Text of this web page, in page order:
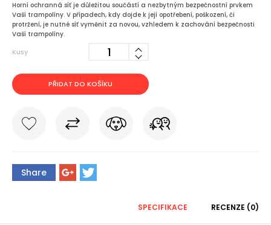
Horní ochranná síť je důležitou součástí a nezbytným bezpečnostní prvkem
Vaší trampolíny. V případech, kdy dojde k její opotřebení, poškození, či
protržení, je nutné síť vyměnit za novou, vzhledem k zachování bezpečnosti
Vaší trampolíny.
Kusy
PŘIDAT DO KOŠÍKU
Share
SPECIFIKACE RECENZE (0)